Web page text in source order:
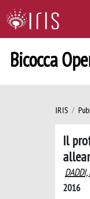
Bicocca
IRIS
Il
2016